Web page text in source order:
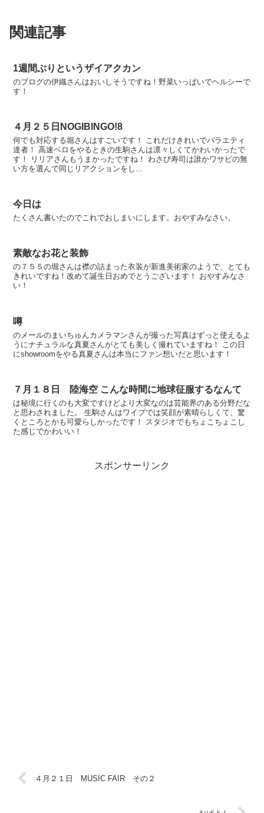
関連記事
1週間ぶりというザイアクカン
のブログの伊織さんはおいしそうですね！野菜いっぱいでヘルシーで
す！
４月２５日NOGIBINGO!8
何でも対応する堀さんはすごいです！ これだけきれいでバラエティ
達者！ 高速ベロをやるときの生駒さんは凛々しくてかわいかったで
す！ リリアさんもうまかったですね！ わさび寿司は誰かワサビの無
い方を選んで同じリアクションをし...
今日は
たくさん書いたのでこれでおしまいにします。おやすみなさい。
素敵なお花と装飾
の７５５の堀さんは襟の詰まった衣装が新進美術家のようで、とても
きれいですね！改めて誕生日おめでとうございます！ おやすみなさ
い！
噂
のメールのまいちゅんカメラマンさんが撮った写真はずっと使えるよ
うにナチュラルな真夏さんがとても美しく撮れていますね！ この日
にshowroomをやる真夏さんは本当にファン想いだと思います！
７月１８日 陸海空 こんな時間に地球征服するなんて
は秘境に行くのも大変ですけどより大変なのは芸能界のある分野だな
と思わされました。 生駒さんはワイプでは笑顔が素晴らしくて、驚
くところとかも可愛らしかったです！ スタジオでもちょこちょこし
た感じでかわいい！
スポンサーリンク
４月２１日 MUSIC FAIR その２